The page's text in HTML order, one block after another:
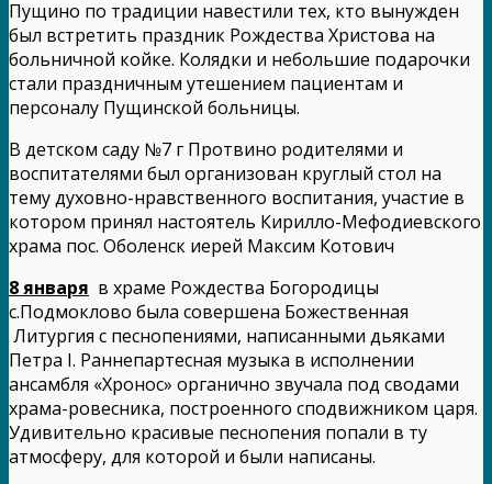
Пущино по традиции навестили тех, кто вынужден
был встретить праздник Рождества Христова на
больничной койке. Колядки и небольшие подарочки
стали праздничным утешением пациентам и
персоналу Пущинской больницы.
В детском саду №7 г Протвино родителями и
воспитателями был организован круглый стол на
тему духовно-нравственного воспитания, участие в
котором принял настоятель Кирилло-Мефодиевского
храма пос. Оболенск иерей Максим Котович
8 января в храме Рождества Богородицы
с.Подмоклово была совершена Божественная
Литургия с песнопениями, написанными дьяками
Петра I. Раннепартесная музыка в исполнении
ансамбля «Хронос» органично звучала под сводами
храма-ровесника, построенного сподвижником царя.
Удивительно красивые песнопения попали в ту
атмосферу, для которой и были написаны.